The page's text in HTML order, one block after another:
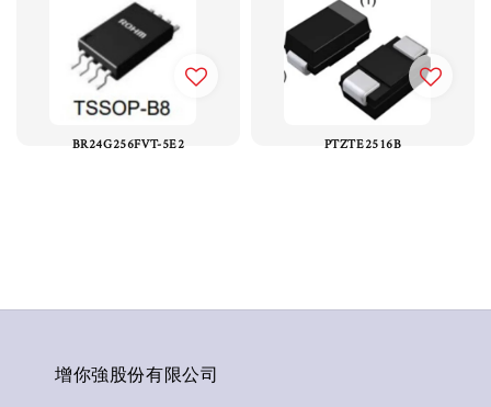
BR24G256FVT-5E2 PTZTE2516B
增你強股份有限公司